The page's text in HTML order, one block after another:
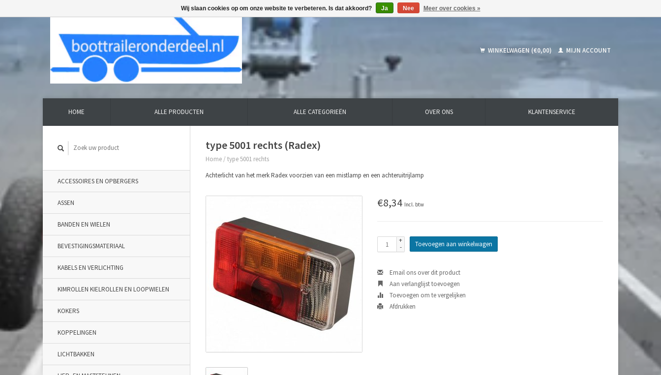
WINKELWAGEN (€0,00) MIJN ACCOUNT
HOME ALLE PRODUCTEN ALLE CATEGORIEËN OVER ONS KLANTENSERVICE
ACCESSOIRES EN OPBERGERS
ASSEN
BANDEN EN WIELEN
BEVESTIGINGSMATERIAAL
KABELS EN VERLICHTING
KIMROLLEN KIELROLLEN EN LOOPWIELEN
KOKERS
KOPPELINGEN
LICHTBAKKEN
type 5001 rechts (Radex)
Home / type 5001 rechts
Achterlicht van het merk Radex voorzien van een mistlamp en een achteruitrijlamp
€8,34 Incl. btw
+
-
Toevoegen aan winkelwagen
Email ons over dit product
Aan verlanglijst toevoegen
Toevoegen om te vergelijken
Afdrukken
Wij slaan cookies op om onze website te verbeteren. Is dat akkoord? Ja Nee Meer over cookies »